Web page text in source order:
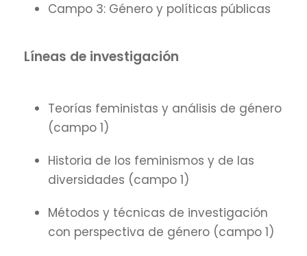
Campo 3: Género y políticas públicas
Líneas de investigación
Teorías feministas y análisis de género
(campo 1)
Historia de los feminismos y de las
diversidades (campo 1)
Métodos y técnicas de investigación
con perspectiva de género (campo 1)